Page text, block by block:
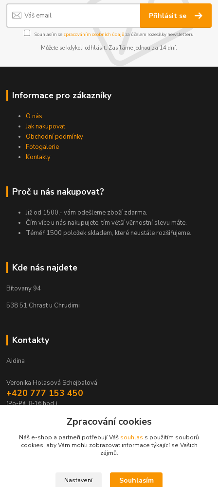
Přihlásit se
Souhlasím se zpracováním osobních údajůza účelem rozesílky newsletteru.
Můžete se kdykoli odhlásit. Zasíláme jednou za 14 dní.
Informace pro zákazníky
O nás
Jak nakupovat
Obchodní podmínky
Fotogalerie
Kontakty
Proč u nás nakupovat?
Již od 1500,- vám odešleme zboží zdarma.
Čím více u nás nakupujete, tím větší věrnostní slevu máte.
Téměř 1500 položek skladem, které neustále rozšiřujeme.
Kde nás najdete
Bítovany 94
538 51 Chrast u Chrudimi
Kontakty
Aidina
Veronika Holasová Schejbalová
+420 777 153 450
(Po-Pá, 8-16 hod.)
eshop@aidina.czZpracování cookies
Náš e-shop a partneři potřebují Váš souhlas s použitím souborů
cookies, aby Vám mohli zobrazovat informace týkající se Vašich
zájmů.
Nastavení Souhlasím